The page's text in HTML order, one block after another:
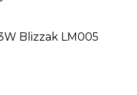
Blizzak LM005